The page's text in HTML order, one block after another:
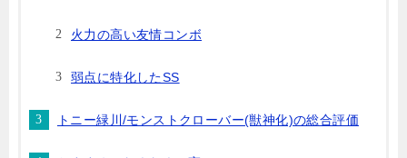
火力の高い友情コンボ
弱点に特化したSS
トニー緑川/モンストクローバー(獣神化)の総合評価